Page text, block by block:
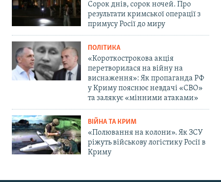
Сорок днів, сорок ночей. Про
результати кримської операції з
примусу Росії до миру
ПОЛІТИКА
«Короткострокова акція
перетворилася на війну на
виснаження»: Як пропаганда РФ
у Криму пояснює невдачі «СВО»
та залякує «мінними атаками»
ВІЙНА ТА КРИМ
«Полювання на колони». Як ЗСУ
ріжуть військову логістику Росії в
Криму